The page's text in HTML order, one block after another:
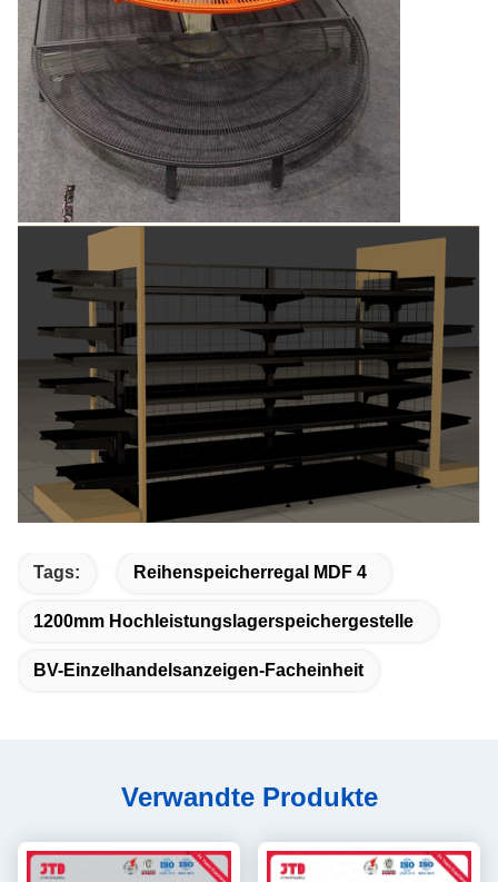
Tags: Reihenspeicherregal MDF 4
1200mm Hochleistungslagerspeichergestelle
BV-Einzelhandelsanzeigen-Facheinheit
Verwandte Produkte